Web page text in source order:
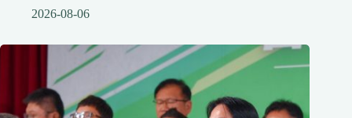
2026-08-06